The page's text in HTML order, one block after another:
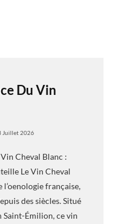
Du Vin
Juillet 2026
Cheval Blanc :
Le Vin Cheval
française,
des siècles. Situé
Saint-Émilion, ce vin